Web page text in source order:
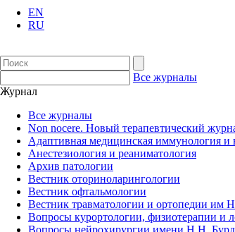
EN
RU
Все журналы
Журнал
Все журналы
Non nocere. Новый терапевтический
Адаптивная медицинская иммунология и
Анестезиология и реаниматология
Архив патологии
Вестник оториноларингологии
Вестник офтальмологии
Вестник травматологии и ортопедии им
Вопросы курортологии, физиотерапии и
Вопросы нейрохирургии имени Н.Н.